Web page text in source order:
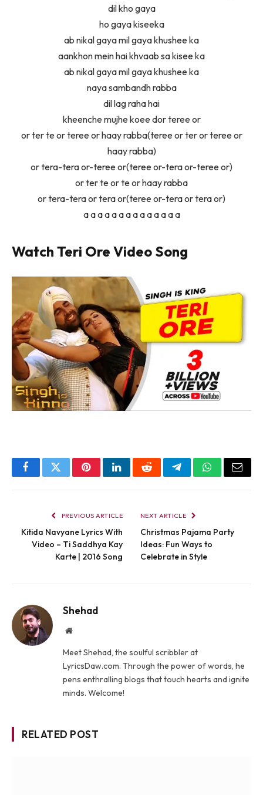
dil kho gaya
ho gaya kiseeka
ab nikal gaya mil gaya khushee ka
aankhon mein hai khvaab sa kisee ka
ab nikal gaya mil gaya khushee ka
naya sambandh rabba
dil lag raha hai
kheenche mujhe koee dor teree or
or ter te or teree or haay rabba(teree or ter or teree or
haay rabba)
or tera-tera or-teree or(teree or-tera or-teree or)
or ter te or te or haay rabba
or tera-tera or tera or(teree or-tera or tera or)
a a a a a a a a a a a a a a
Watch Teri Ore Video Song
FacebookTwitterPinterestLinkedInRedditTelegramWhatsApp
Email
PREVIOUS ARTICLE
Kitida Navyane Lyrics With
Video – Ti Saddhya Kay
Karte | 2016 Song
NEXT ARTICLE
Christmas Pajama Party
Ideas: Fun Ways to
Celebrate in Style
Shehad
Website
Meet Shehad, the soulful scribbler at
LyricsDaw.com. Through the power of words, he
pens enthralling blogs that touch hearts and ignite
minds. Welcome!
RELATED POST